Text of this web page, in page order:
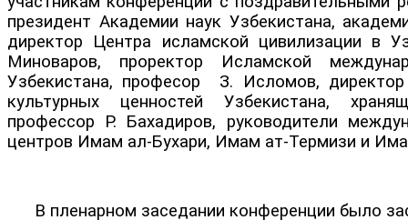
президент Академии наук Узбекистана,
директор Центра исламской цивилизации в
Миноваров, проректор Исламской
Узбекистана, професор З. Исломов, директор
культурных ценностей Узбекистана,
профессор Р. Бахадиров, руководители
центров Имам ал-Бухари, Имам ат-Термизи и
В пленарном заседании конференции было